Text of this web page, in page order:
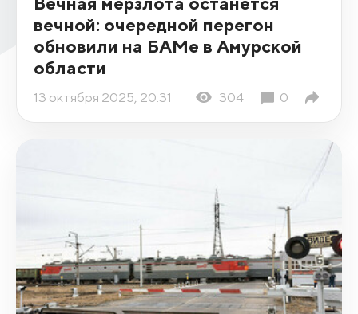
вечной: очередной перегон
обновили на БАМе в Амурской
области
13 октября 2025, 20:31 304 0